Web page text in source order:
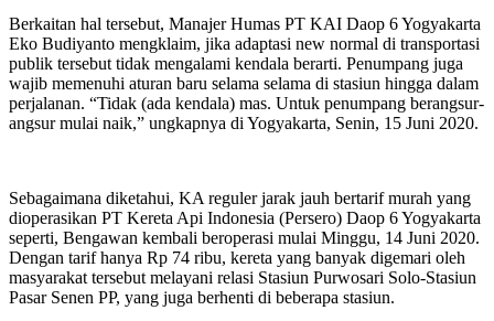
Berkaitan hal tersebut, Manajer Humas PT KAI Daop 6 Yogyakarta
Eko Budiyanto mengklaim, jika adaptasi new normal di transportasi
publik tersebut tidak mengalami kendala berarti. Penumpang juga
wajib memenuhi aturan baru selama selama di stasiun hingga dalam
perjalanan. “Tidak (ada kendala) mas. Untuk penumpang berangsur-
angsur mulai naik,” ungkapnya di Yogyakarta, Senin, 15 Juni 2020.
Sebagaimana diketahui, KA reguler jarak jauh bertarif murah yang
dioperasikan PT Kereta Api Indonesia (Persero) Daop 6 Yogyakarta
seperti, Bengawan kembali beroperasi mulai Minggu, 14 Juni 2020.
Dengan tarif hanya Rp 74 ribu, kereta yang banyak digemari oleh
masyarakat tersebut melayani relasi Stasiun Purwosari Solo-Stasiun
Pasar Senen PP, yang juga berhenti di beberapa stasiun.